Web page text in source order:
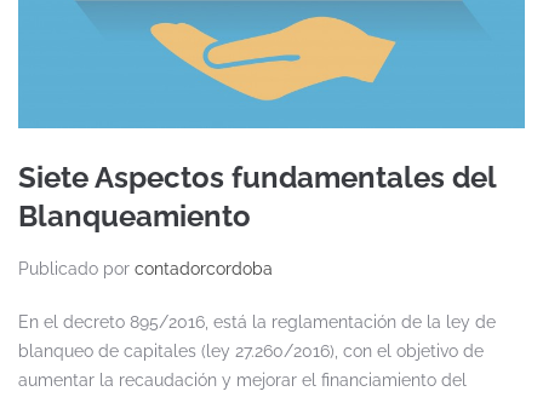
Siete Aspectos fundamentales del
Blanqueamiento
Publicado por contadorcordoba
En el decreto 895/2016, está la reglamentación de la ley de
blanqueo de capitales (ley 27.260/2016), con el objetivo de
aumentar la recaudación y mejorar el financiamiento del